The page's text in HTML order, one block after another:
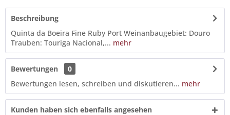
Beschreibung
Quinta da Boeira Fine Ruby Port Weinanbaugebiet: Douro
Trauben: Touriga Nacional,... mehr
Bewertungen
0
Bewertungen lesen, schreiben und diskutieren... mehr
Kunden haben sich ebenfalls angesehen